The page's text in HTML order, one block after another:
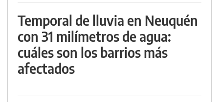
Temporal de lluvia en Neuquén
con 31 milímetros de agua:
cuáles son los barrios más
afectados